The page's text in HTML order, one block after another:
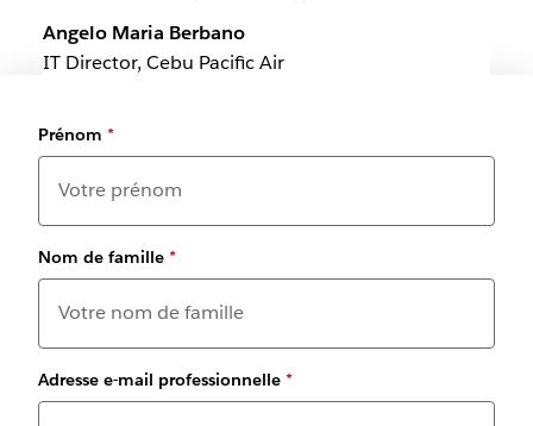
Angelo Maria Berbano
IT Director, Cebu Pacific Air
Prénom *
Nom de famille *
Adresse e-mail professionnelle *